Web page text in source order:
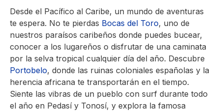
Desde el Pacífico al Caribe, un mundo de aventuras
te espera. No te pierdas Bocas del Toro, uno de
nuestros paraísos caribeños donde puedes bucear,
conocer a los lugareños o disfrutar de una caminata
por la selva tropical cualquier día del año. Descubre
Portobelo, donde las ruinas coloniales españolas y la
herencia africana te transportarán en el tiempo.
Siente las vibras de un pueblo con surf durante todo
el año en Pedasí y Tonosí, y explora la famosa